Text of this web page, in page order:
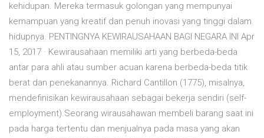
kehidupan. Mereka termasuk golongan yang mempunyai
kemampuan yang kreatif dan penuh inovasi yang tinggi dalam
hidupnya. PENTINGNYA KEWIRAUSAHAAN BAGI NEGARA INI Apr
15, 2017 · Kewirausahaan memiliki arti yang berbeda-beda
antar para ahli atau sumber acuan karena berbeda-beda titik
berat dan penekanannya. Richard Cantillon (1775), misalnya,
mendefinisikan kewirausahaan sebagai bekerja sendiri (self-
employment).Seorang wirausahawan membeli barang saat ini
pada harga tertentu dan menjualnya pada masa yang akan